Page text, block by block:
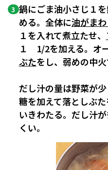
3 鍋にごま油小さじ１
める。全体に油がま
１を入れて煮立たせ、
１ 1/2を加える。オ
ぶたをし、弱めの中火
だし汁の量は野菜が
糖を加えて落としぶ
いきわたる。だし汁
くい。